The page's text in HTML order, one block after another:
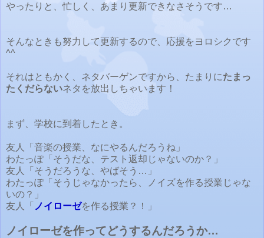
やったりと、忙しく、あまり更新できなさそうです…
そんなときも努力して更新するので、応援をヨロシクです
^^
それはともかく、ネタバーゲンですから、たまりにたまっ
たくだらないネタを放出しちゃいます！
まず、学校に到着したとき。
友人「音楽の授業、なにやるんだろうね」
わたっぽ「そうだな、テスト返却じゃないのか？」
友人「そうだろうな、やばそう…」
わたっぽ「そうじゃなかったら、ノイズを作る授業じゃな
いの？」
友人「 ノイローゼを作る授業？！」
ノイローゼを作ってどうするんだろうか…